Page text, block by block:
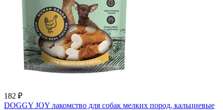
182 ₽
DOGGY JOY лакомство для собак мелких пород, кальциевые